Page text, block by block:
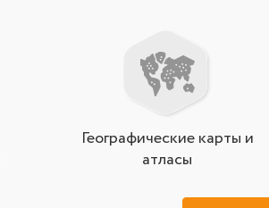
Географические карты и
атласы